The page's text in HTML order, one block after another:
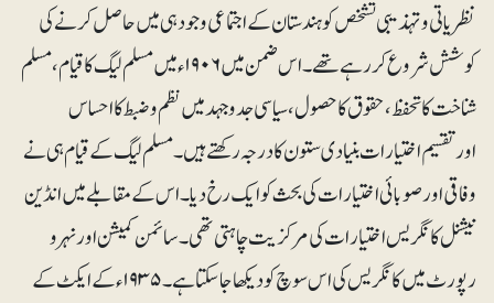
نظریاتی و تہذیبی تشخص کو ہندستان کے اجتماعی وجود ہی میں حاصل کرنے کی
کوشش شروع کررہے تھے۔ اس ضمن میں ۱۹۰۶ء میں مسلم لیگ کا قیام، مسلم
شناخت کا تحفظ، حقوق کا حصول، سیاسی جدوجہد میں نظم و ضبط کا احساس
اورتقسیم اختیارات بنیادی ستون کا درجہ رکھتے ہیں۔مسلم لیگ کے قیام ہی نے
وفاقی اور صوبائی اختیارات کی بحث کو ایک رخ دیا۔ اس کے مقابلے میں انڈین
نیشنل کانگریس اختیارات کی مرکزیت چاہتی تھی۔ سائمن کمیشن اور نہرو
رپورٹ میں کانگریس کی اس سوچ کو دیکھا جا سکتا ہے۔ ۱۹۳۵ء کے ایکٹ کے